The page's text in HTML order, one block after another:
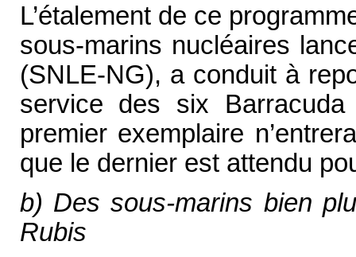
L’étalement de ce
sous-marins nucléaires
(SNLE-NG), a conduit à
service des six
premier exemplaire
que le dernier est attendu
b) Des sous-marins bien
Rubis